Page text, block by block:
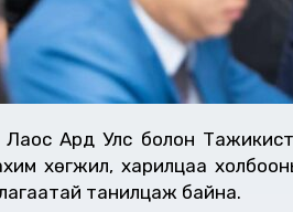
Лаос Ард Улс болон
хөгжил, харилцаа
танилцаж байна.